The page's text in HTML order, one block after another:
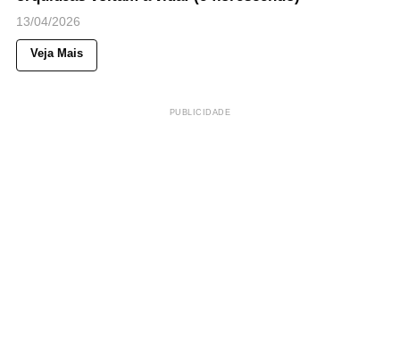
13/04/2026
Veja Mais
PUBLICIDADE